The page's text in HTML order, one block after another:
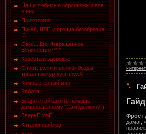
Наши любимые персонажи и все
о них
Психология
Пикап, НЛП и прочие безобразия
;3
Секс... Его Извращенное
Величество ^^,*
Красота и здоровье
Спорт: ролики-велики-борды-
триал-паркур-кунг-фухХ"
Компьютерный мир
Работа
Ведро с гайками (в помощь
доморощенному "Самоделкину")
ЗверьЁ МоЁ
Каталог файлов
Интернет
Фрост
дамаг,